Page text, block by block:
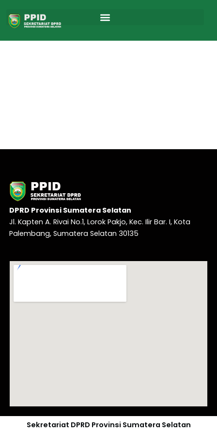
content
DPRD Provinsi Sumatera Selatan
Jl. Kapten A. Rivai No.1, Lorok Pakjo, Kec. Ilir Bar. I, Kota
Palembang, Sumatera Selatan 30135
Sekretariat DPRD Provinsi Sumatera Selatan